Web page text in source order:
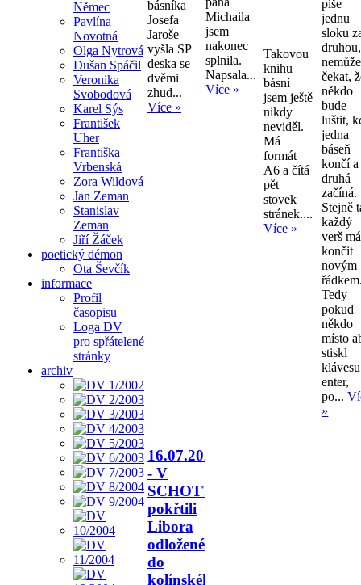
Němec
Pavlína
Novotná
Olga Nytrová
Dušan Spáčil
Veronika
Svobodová
Karel Sýs
František
Uher
Františka
Vrbenská
Zora Wildová
Jan Zeman
Stanislav
Zeman
Jiří Žáček
poetický démon
Ota Ševčík
informace
Profil
časopisu
Loga DV
pro spřátelené
stránky
archiv
básníka
Josefa
Jaroše
vyšla SP
deska se
dvěmi
zhud...
Více »
Michaila
jsem
nakonec
splnila.
Napsala...
Více »
Takovou
knihu
básní
jsem ještě
nikdy
neviděl.
Má
formát
A6 a čítá
pět
stovek
stránek....
Více »
píše
jednu
sloku
druhou,
nemůže
čekat,
někdo
bude
luštit,
jedna
báseň
končí a
druhá
začíná.
Stejně
každý
verš má
končit
novým
Tedy
pokud
někdo
místo
stiskl
klávesu
enter,
po...
»
16.07.2026
- V
SCHOTTU
pokřtili
Libora
odloženého
do
kolínského